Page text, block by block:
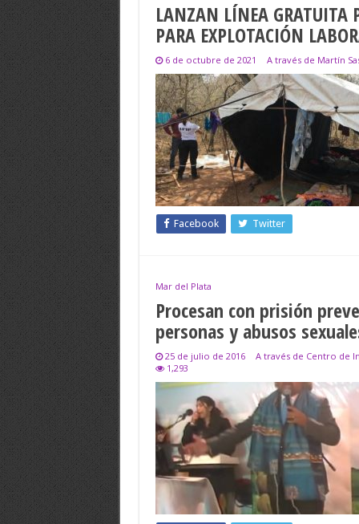
LANZAN LÍNEA GRATUITA
PARA EXPLOTACIÓN
6 de octubre de 2021 A través de Martín
Facebook Twitter
Mar del Plata
Procesan con prisión
personas y abusos
25 de julio de 2016 A través de Centro de
1,293